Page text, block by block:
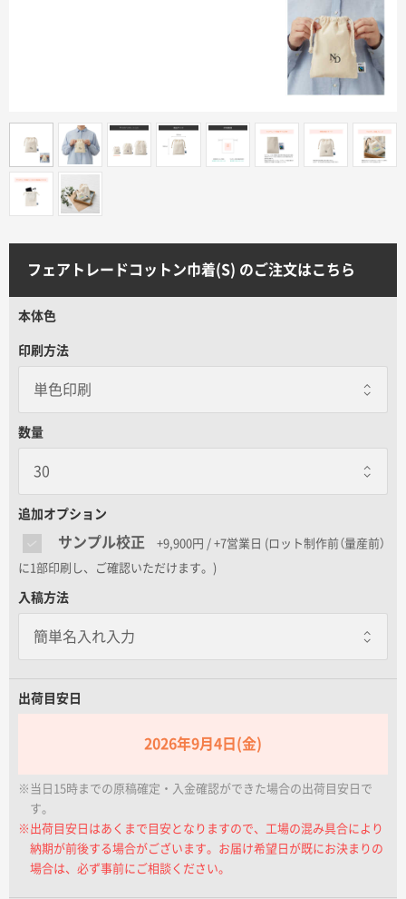
印刷色から探す
サイトメニュー
ご注文の流れ
お見積書の作成方法
データ入稿ガイド
よくあるご質問
名入れグループサイト
フェアトレードコットン巾着(S) のご注文はこちら
本体色
印刷方法
数量
追加オプション
サンプル校正 +9,900円 / +7営業日 (ロット制作前（量産前）
に1部印刷し、ご確認いただけます。)
入稿方法
出荷目安日
2026年9月4日(金)
※当日15時までの原稿確定・入金確認ができた場合の出荷目安日で
す。
※出荷目安日はあくまで目安となりますので、工場の混み具合により
納期が前後する場合がございます。お届け希望日が既にお決まりの
場合は、必ず事前にご相談ください。